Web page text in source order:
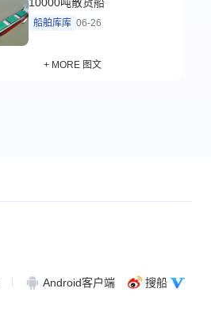
船舶库库 06-26
+ MORE 图文
Android客户端 搜船